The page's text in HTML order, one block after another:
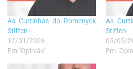
As Curtinhas do Romenyck
Stiffen
12/01/2026
Em "Opinião"
As
Stiffen
05/05/
Em